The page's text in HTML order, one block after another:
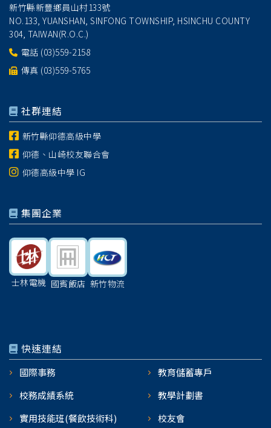
新竹縣新豐鄉員山村133號
NO.133, YUANSHAN, SINFONG TOWNSHIP, HSINCHU COUNTY
304, TAIWAN(R.O.C.)
電話 (03)559-2158
傳真 (03)559-5765
社群連結
新竹縣仰德高級中學
仰德、山崎校友聯合會
仰德高級中學 IG
集團企業
士林電機 國賓飯店 新竹物流
快速連結
國際事務
教育儲蓄專戶
校務成績系統
教學計劃書
實用技能班(餐飲技術科)
校友會